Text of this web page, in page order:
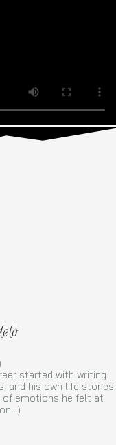
started with writing
and his own life stories.
of emotions he felt at